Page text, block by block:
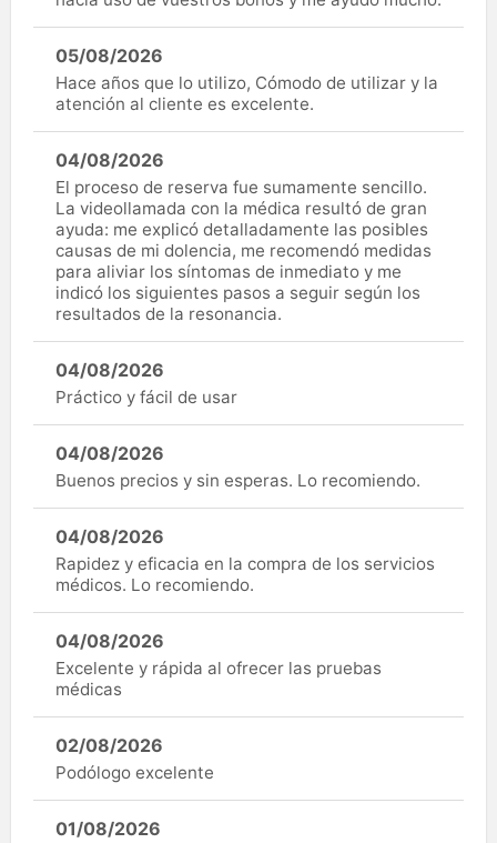
05/08/2026
Hace años que lo utilizo, Cómodo de utilizar y la
atención al cliente es excelente.
04/08/2026
El proceso de reserva fue sumamente sencillo.
La videollamada con la médica resultó de gran
ayuda: me explicó detalladamente las posibles
causas de mi dolencia, me recomendó medidas
para aliviar los síntomas de inmediato y me
indicó los siguientes pasos a seguir según los
resultados de la resonancia.
04/08/2026
Práctico y fácil de usar
04/08/2026
Buenos precios y sin esperas. Lo recomiendo.
04/08/2026
Rapidez y eficacia en la compra de los servicios
médicos. Lo recomiendo.
04/08/2026
Excelente y rápida al ofrecer las pruebas
médicas
02/08/2026
Podólogo excelente
01/08/2026